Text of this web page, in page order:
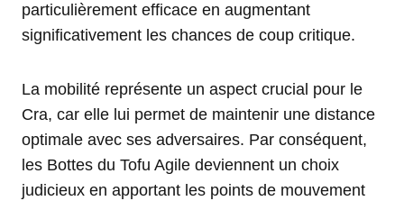
particulièrement efficace en augmentant
significativement les chances de coup critique.
La mobilité représente un aspect crucial pour le
Cra, car elle lui permet de maintenir une distance
optimale avec ses adversaires. Par conséquent,
les Bottes du Tofu Agile deviennent un choix
judicieux en apportant les points de mouvement